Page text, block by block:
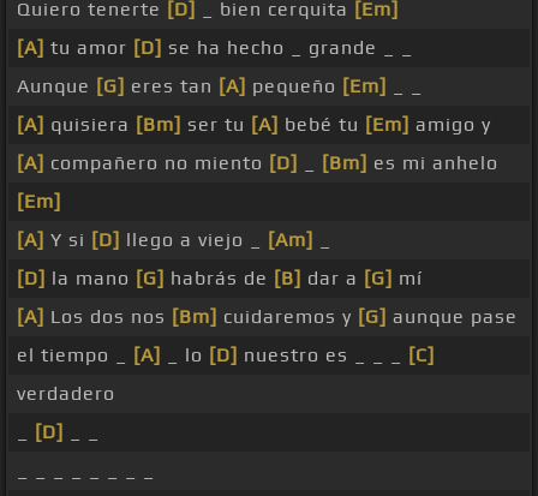
Quiero tenerte [D] _ bien cerquita [Em]
[A] tu amor [D] se ha hecho _ grande _ _
Aunque [G] eres tan [A] pequeño [Em]
[A] quisiera [Bm] ser tu [A] bebé tu [Em] amigo y
[A] compañero no miento [D] [Bm] es mi anhelo
[Em]
[A] Y si [D] llego a viejo _ [Am]
[D] la mano [G] habrás de [B] dar a [G] mí
[A] Los dos nos [Bm] cuidaremos y [G] aunque pase
el tiempo _
[A] _ lo [D] nuestro es _ _ _
[C]
verdadero
[D]